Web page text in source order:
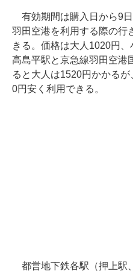
有効期間は購入日から9
羽田空港を利用する際の行
きる。価格は大人1020円
高島平駅と京急線羽田空港
ると大人は1520円かかる
0円安く利用できる。
都営地下鉄各駅（押上駅